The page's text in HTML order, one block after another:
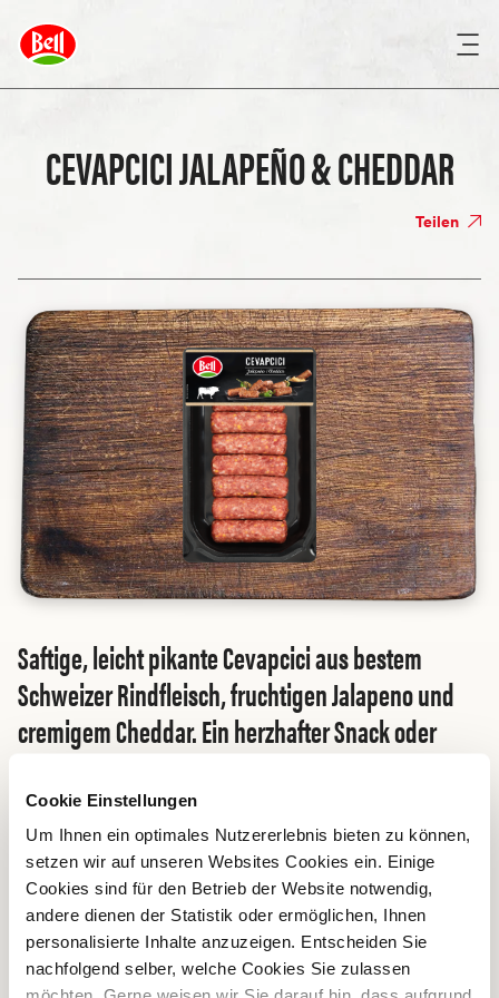
Cookie Einstellungen
Um Ihnen ein optimales Nutzererlebnis bieten zu können,
setzen wir auf unseren Websites Cookies ein. Einige
Cookies sind für den Betrieb der Website notwendig,
andere dienen der Statistik oder ermöglichen, Ihnen
personalisierte Inhalte anzuzeigen. Entscheiden Sie
nachfolgend selber, welche Cookies Sie zulassen
CEVAPCICI JALAPEÑO & CHEDDAR
Teilen
Saftige, leicht pikante Cevapcici aus bestem
Schweizer Rindfleisch, fruchtigen Jalapeno und
cremigem Cheddar. Ein herzhafter Snack oder
Reis und Hirtensalat.
Online einkaufen